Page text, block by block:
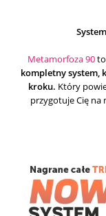
Metamorfoza 90
kompletny system,
kroku. Który
przygotuje Cię na